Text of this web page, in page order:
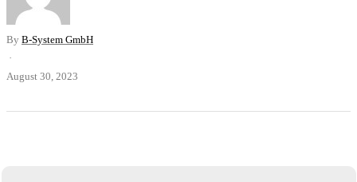
By B-System GmbH
·
August 30, 2023